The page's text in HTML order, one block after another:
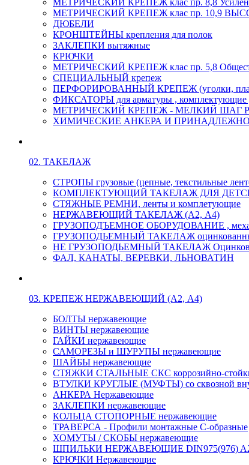
МЕТРИЧЕСКИЙ КРЕПЕЖ клас пр. 8,8
МЕТРИЧЕСКИЙ КРЕПЕЖ клас пр. 10,9
ДЮБЕЛИ
КРОНШТЕЙНЫ крепления для полок
ЗАКЛЕПКИ вытяжные
КРЮЧКИ
МЕТРИЧЕСКИЙ КРЕПЕЖ клас пр. 5,8
СПЕЦИАЛЬНЫЙ крепеж
ПЕРФОРИРОВАННЫЙ КРЕПЕЖ (уголки,
ФИКСАТОРЫ для арматуры , комплектующие
МЕТРИЧЕСКИЙ КРЕПЕЖ - МЕЛКИЙ ШАГ
ХИМИЧЕСКИЕ АНКЕРА И
02. ТАКЕЛАЖ
СТРОПЫ грузовые (цепные, текстильные
КОМПЛЕКТУЮЩИЙ ТАКЕЛАЖ ДЛЯ
СТЯЖНЫЕ РЕМНИ, ленты и комплетующие
НЕРЖАВЕЮЩИЙ ТАКЕЛАЖ (А2, А4)
ГРУЗОПОДЪЕМНОЕ ОБОРУДОВАНИЕ ,
ГРУЗОПОДЬЕМНЫЙ ТАКЕЛАЖ
НЕ ГРУЗОПОДЬЕМНЫЙ ТАКЕЛАЖ
ФАЛ, КАНАТЫ, ВЕРЕВКИ, ЛЬНОВАТИН
03. КРЕПЕЖ НЕРЖАВЕЮЩИЙ (А2, А4)
БОЛТЫ нержавеющие
ВИНТЫ нержавеющие
ГАЙКИ нержавеющие
САМОРЕЗЫ и ШУРУПЫ нержавеющие
ШАЙБЫ нержавеющие
СТЯЖКИ СТАЛЬНЫЕ СКС коррозийно-
ВТУЛКИ КРУГЛЫЕ (МУФТЫ) со сквозной
АНКЕРА Нержавеющие
ЗАКЛЕПКИ нержавеющие
КОЛЬЦА СТОПОРНЫЕ нержавеющие
ТРАВЕРСА - Профили монтажные С-образные
ХОМУТЫ / СКОБЫ нержавеющие
ШПИЛЬКИ НЕРЖАВЕЮЩИЕ DIN975(976)
КРЮЧКИ Нержавеющие